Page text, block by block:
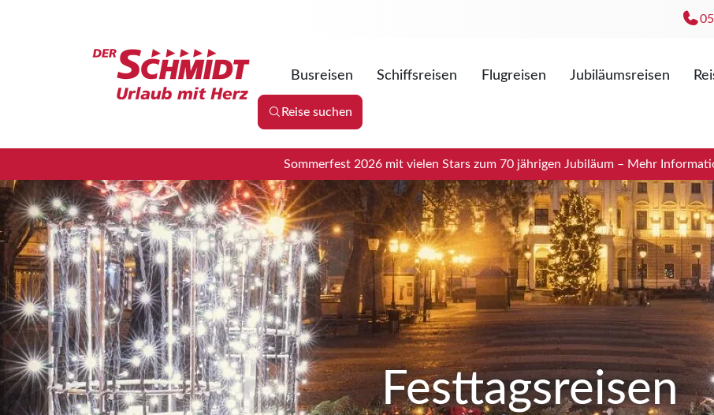
Mo. - Fr.
Busreisen Schiffsreisen Flugreisen Jubiläumsreisen
Reise suchen
Sommerfest 2026 mit vielen Stars zum 70 jährigen Jubiläum – Mehr
Festtagsreisen